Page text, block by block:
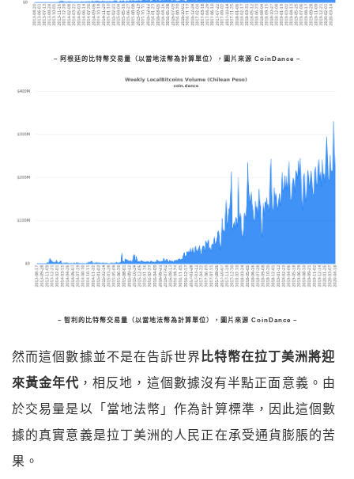
– 阿根廷的比特幣交易量（以當地法幣為計算單位），圖片來源 CoinDance –
– 智利的比特幣交易量（以當地法幣為計算單位），圖片來源 CoinDance –
然而這個數據並不是在告訴世界 比特幣在拉丁美洲將迎
來黃金年代 ，相反地，這個數據沒有半點正面意義。由
於交易量是以「當地法幣」作為計算標準，因此這個數
據的真實意義是拉丁美洲的人民正在承受通貨膨脹的苦
果。